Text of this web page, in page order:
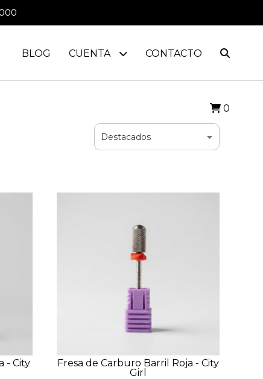
BLOG CUENTA CONTACTO
0
- City
Fresa de Carburo Barril Roja - City
Girl